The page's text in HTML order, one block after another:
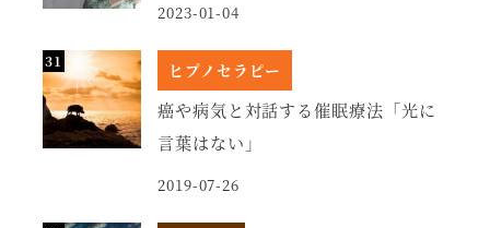
2023-01-04
ヒプノセラピー
癌や病気と対話する催眠療法「光に
言葉はない」
2019-07-26